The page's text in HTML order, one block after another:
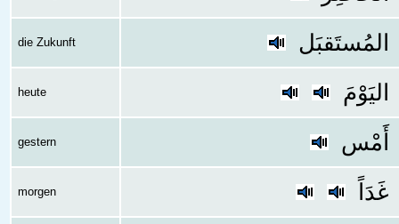
die Zukunft المُستَقبَل
heute اليَوْمَ
gestern أَمْس
morgen غَدَاً